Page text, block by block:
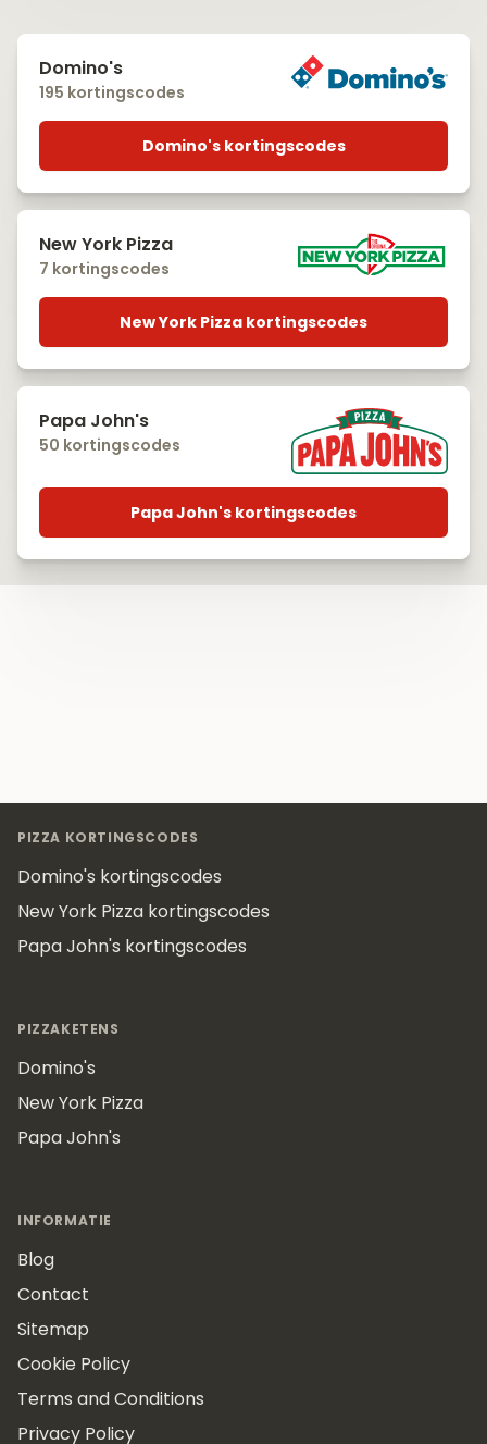
Domino's
195 kortingscodes
Domino's kortingscodes
New York Pizza
7 kortingscodes
New York Pizza kortingscodes
Papa John's
50 kortingscodes
Papa John's kortingscodes
PIZZA KORTINGSCODES
Domino's kortingscodes
New York Pizza kortingscodes
Papa John's kortingscodes
PIZZAKETENS
Domino's
New York Pizza
Papa John's
INFORMATIE
Blog
Contact
Sitemap
Cookie Policy
Terms and Conditions
Privacy Policy